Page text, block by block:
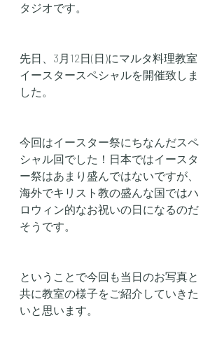
タジオです。
先日、3月12日(日)にマルタ料理教室
イースタースペシャルを開催致しま
した。
今回はイースター祭にちなんだスペ
シャル回でした！日本ではイースタ
ー祭はあまり盛んではないですが、
海外でキリスト教の盛んな国ではハ
ロウィン的なお祝いの日になるのだ
そうです。
ということで今回も当日のお写真と
共に教室の様子をご紹介していきた
いと思います。